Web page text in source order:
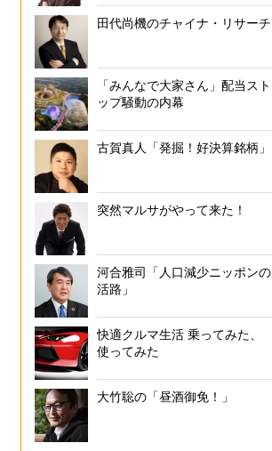
田代尚機のチャイナ・リサーチ
「みんなで大家さん」配当スト
ップ騒動の内幕
古賀真人「発掘！好決算銘柄」
突然マルサがやって来た！
河合雅司「人口減少ニッポンの
活路」
快適クルマ生活 乗ってみた、
使ってみた
大竹聡の「昼酒御免！」